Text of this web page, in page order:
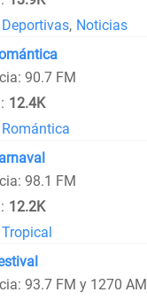
Deportivas, Noticias
90.7 FM
12.4K
Romántica
98.1 FM
12.2K
Tropical
93.7 FM y 1270 AM